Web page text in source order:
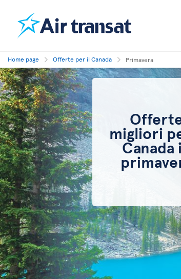
Home page Offerte per il Canada Primavera
migliori
Canada